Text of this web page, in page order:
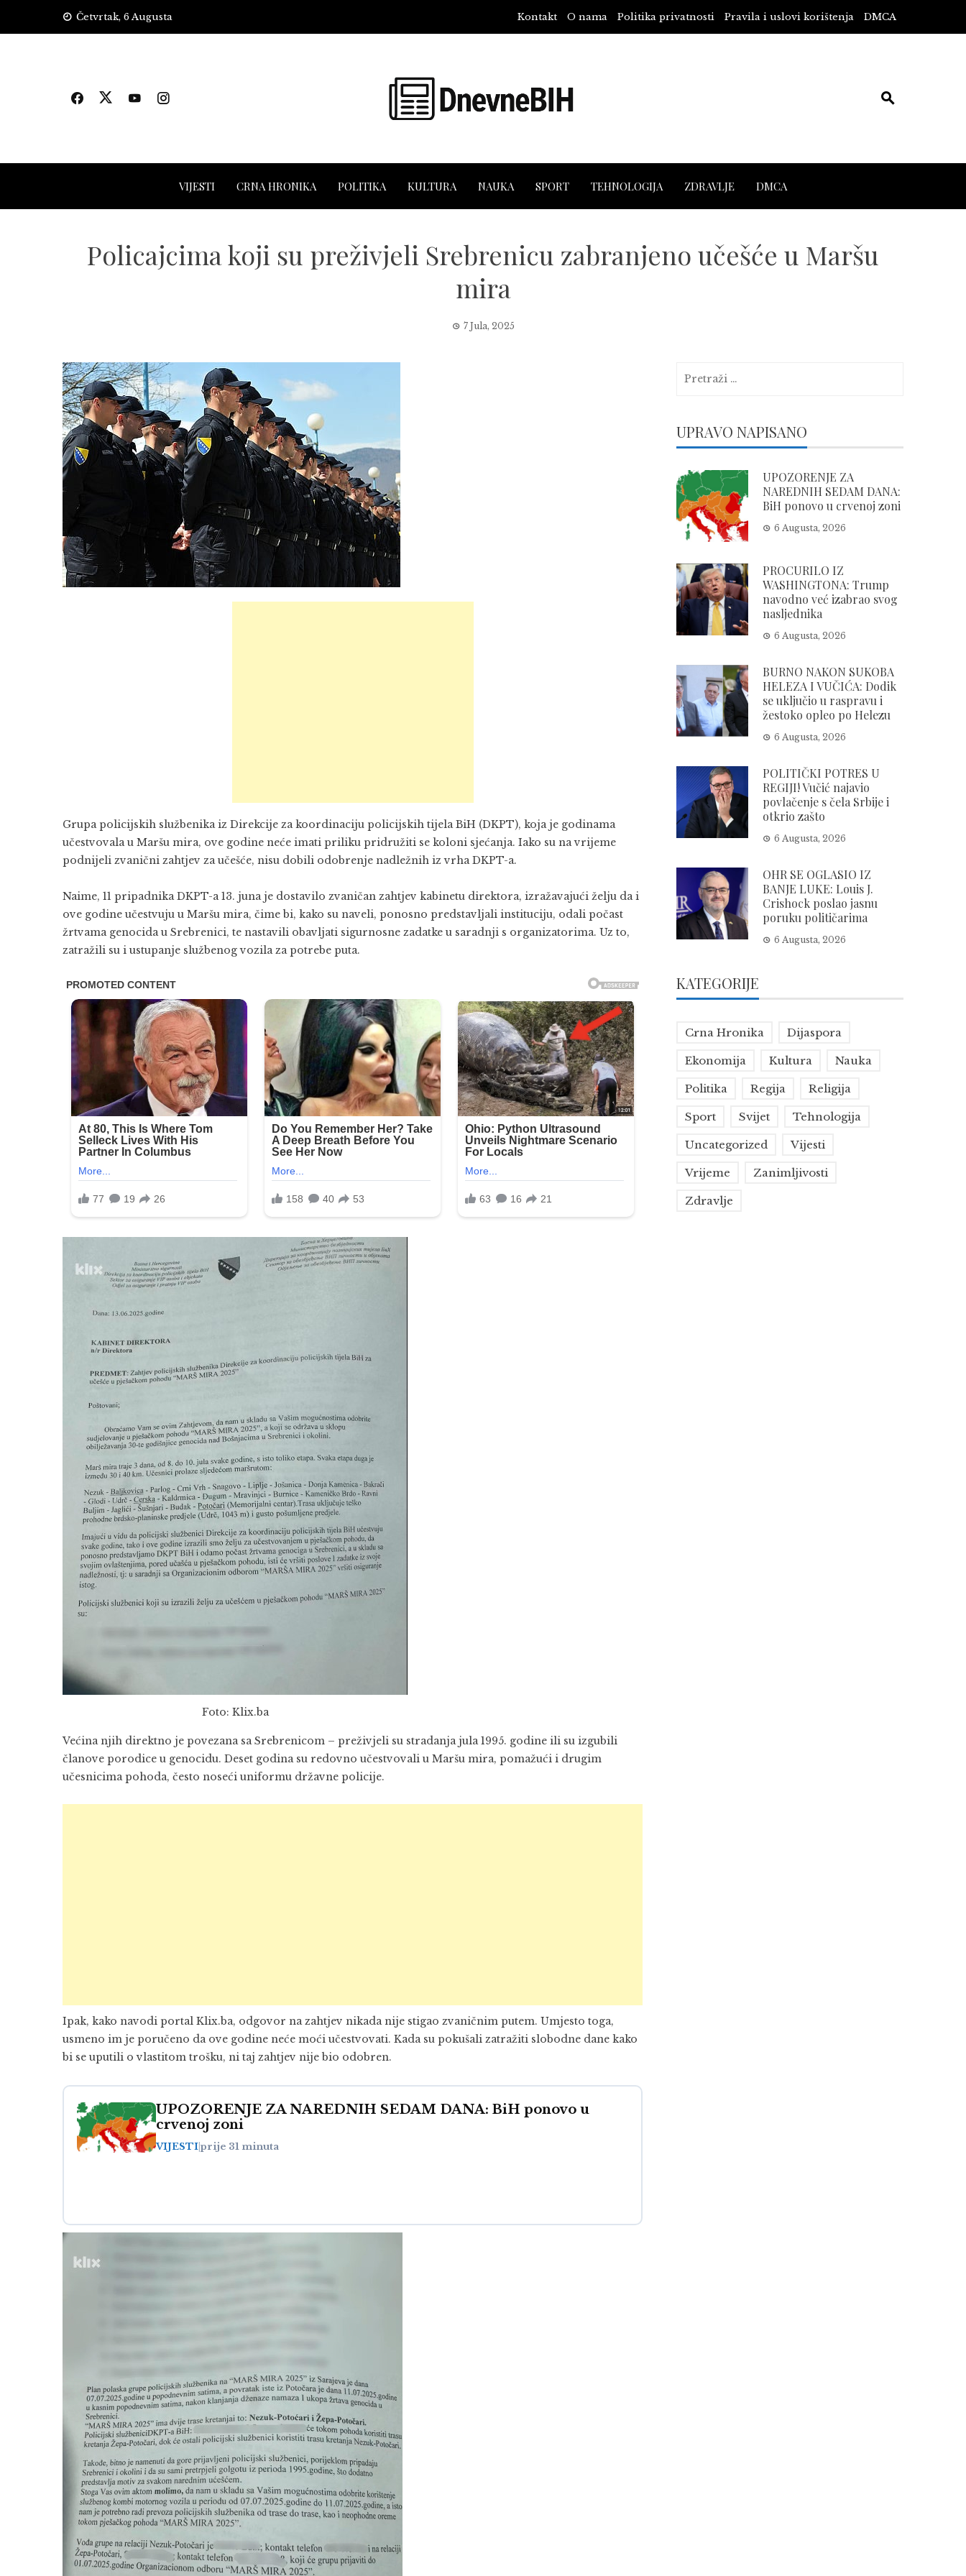
Četvrtak, 6 Augusta Kontakt O nama Politika privatnosti Pravila i uslovi korištenja DMCA
VIJESTI CRNA HRONIKA POLITIKA KULTURA NAUKA SPORT TEHNOLOGIJA ZDRAVLJE DMCA
Policajcima koji su preživjeli Srebrenicu zabranjeno učešće u Maršu
mira
7 Jula, 2025
Grupa policijskih službenika iz Direkcije za koordinaciju policijskih tijela BiH (DKPT), koja je godinama
učestvovala u Maršu mira, ove godine neće imati priliku pridružiti se koloni sjećanja. Iako su na vrijeme
podnijeli zvanični zahtjev za učešće, nisu dobili odobrenje nadležnih iz vrha DKPT-a.
Naime, 11 pripadnika DKPT-a 13. juna je dostavilo zvaničan zahtjev kabinetu direktora, izražavajući želju da i
ove godine učestvuju u Maršu mira, čime bi, kako su naveli, ponosno predstavljali instituciju, odali počast
žrtvama genocida u Srebrenici, te nastavili obavljati sigurnosne zadatke u saradnji s organizatorima. Uz to,
zatražili su i ustupanje službenog vozila za potrebe puta.
Foto: Klix.ba
Većina njih direktno je povezana sa Srebrenicom – preživjeli su stradanja jula 1995. godine ili su izgubili
članove porodice u genocidu. Deset godina su redovno učestvovali u Maršu mira, pomažući i drugim
učesnicima pohoda, često noseći uniformu državne policije.
Ipak, kako navodi portal Klix.ba, odgovor na zahtjev nikada nije stigao zvaničnim putem. Umjesto toga,
usmeno im je poručeno da ove godine neće moći učestvovati. Kada su pokušali zatražiti slobodne dane kako
bi se uputili o vlastitom trošku, ni taj zahtjev nije bio odobren.
UPOZORENJE ZA NAREDNIH SEDAM DANA: BiH ponovo u
crvenoj zoni
VIJESTIprije 31 minuta
UPRAVO NAPISANO
UPOZORENJE ZA
NAREDNIH SEDAM DANA:
BiH ponovo u crvenoj zoni
6 Augusta, 2026
PROCURILO IZ
WASHINGTONA: Trump
navodno već izabrao svog
nasljednika
6 Augusta, 2026
BURNO NAKON SUKOBA
HELEZA I VUČIĆA: Dodik
se uključio u raspravu i
žestoko opleo po Helezu
6 Augusta, 2026
POLITIČKI POTRES U
REGIJI! Vučić najavio
povlačenje s čela Srbije i
otkrio zašto
6 Augusta, 2026
OHR SE OGLASIO IZ
BANJE LUKE: Louis J.
Crishock poslao jasnu
poruku političarima
6 Augusta, 2026
KATEGORIJE
Crna Hronika Dijaspora
Ekonomija Kultura Nauka
Politika Regija Religija
Sport Svijet Tehnologija
Uncategorized Vijesti
Vrijeme Zanimljivosti
Zdravlje